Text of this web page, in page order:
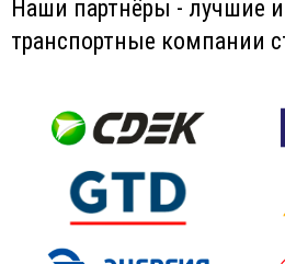
Наши партнёры - лучшие
транспортные компании